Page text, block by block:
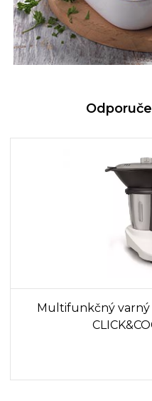
Multifunkčný varný